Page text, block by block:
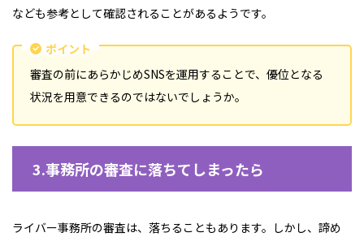
なども参考として確認されることがあるようです。
ポイント
審査の前にあらかじめSNSを運用することで、優位となる
状況を用意できるのではないでしょうか。
3.事務所の審査に落ちてしまったら
ライバー事務所の審査は、落ちることもあります。しかし、諦め